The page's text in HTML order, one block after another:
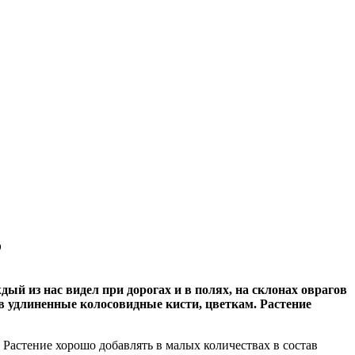
из нас видел при дорогах и в полях, на склонах оврагов
колосовидные кисти, цветкам. Растение
хорошо добавлять в малых количествах в состав